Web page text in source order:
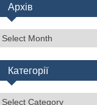
Архів
Архів
Категорії
Категорії